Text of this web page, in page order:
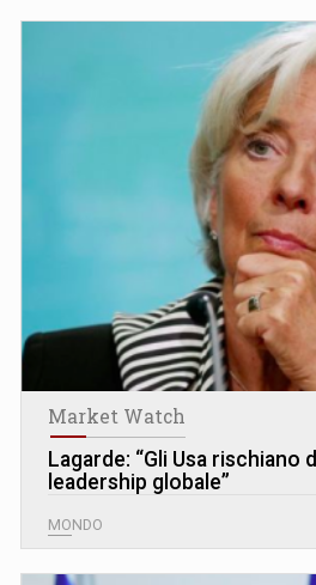
Market Watch
Lagarde: “Gli Usa rischiano
leadership globale”
MONDO